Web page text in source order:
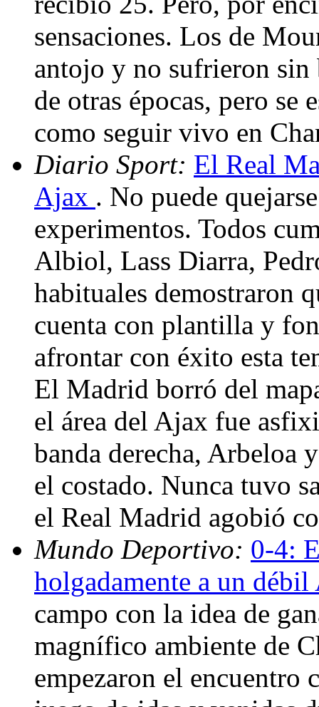
sensaciones. Los de
antojo y no sufrieron sin
de otras épocas, pero se
como seguir vivo en
Diario Sport: El Real
Ajax . No puede
experimentos. Todos
Albiol, Lass Diarra,
habituales demostraron
cuenta con plantilla y
afrontar con éxito esta
El Madrid borró del
el área del Ajax fue
banda derecha, Arbeloa
el costado. Nunca tuvo
el Real Madrid agobió
Mundo Deportivo: 0-4:
holgadamente a un
campo con la idea de
magnífico ambiente de
empezaron el encuentro